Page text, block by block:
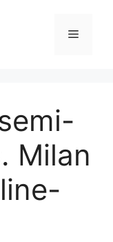
Menü
Milan